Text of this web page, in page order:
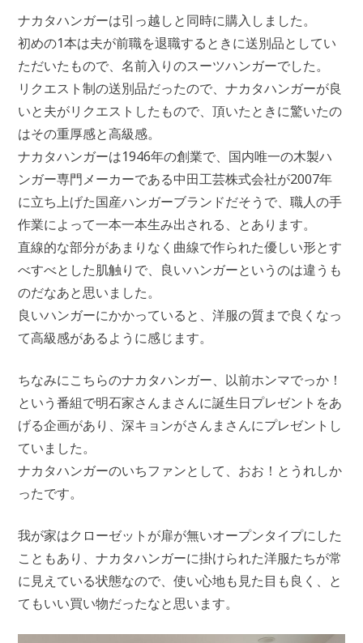
ナカタハンガーは引っ越しと同時に購入しました。
初めの1本は夫が前職を退職するときに送別品としてい
ただいたもので、名前入りのスーツハンガーでした。
リクエスト制の送別品だったので、ナカタハンガーが良
いと夫がリクエストしたもので、頂いたときに驚いたの
はその重厚感と高級感。
ナカタハンガーは1946年の創業で、国内唯一の木製ハ
ンガー専門メーカーである中田工芸株式会社が2007年
に立ち上げた国産ハンガーブランドだそうで、職人の手
作業によって一本一本生み出される、とあります。
直線的な部分があまりなく曲線で作られた優しい形とす
べすべとした肌触りで、良いハンガーというのは違うも
のだなあと思いました。
良いハンガーにかかっていると、洋服の質まで良くなっ
て高級感があるように感じます。
ちなみにこちらのナカタハンガー、以前ホンマでっか！
という番組で明石家さんまさんに誕生日プレゼントをあ
げる企画があり、深キョンがさんまさんにプレゼントし
ていました。
ナカタハンガーのいちファンとして、おお！とうれしか
ったです。
我が家はクローゼットが扉が無いオープンタイプにした
こともあり、ナカタハンガーに掛けられた洋服たちが常
に見えている状態なので、使い心地も見た目も良く、と
てもいい買い物だったなと思います。